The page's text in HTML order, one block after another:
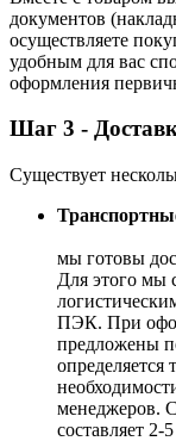
документов
осуществляете
удобным для вас
оформления
Шаг 3 -
Существует
мы готовы
Для этого мы
ПЭК. При
предложены
менеджеров.
составляет 2-